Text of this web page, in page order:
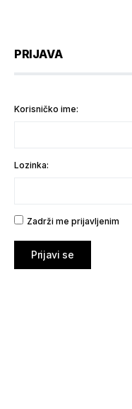
PRIJAVA
Korisničko ime:
Lozinka:
Zadrži me prijavljenim
Prijavi se